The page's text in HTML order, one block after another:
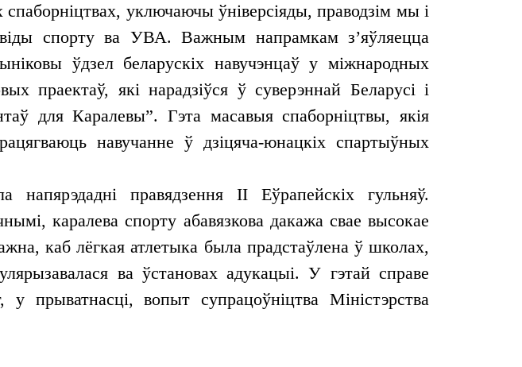
уключаючы ўніверсіяды, праводзім мы і
віды спорту ва УВА. Важным напрамкам з’яўляецца
ўдзел беларускіх навучэнцаў у міжнародных
праектаў, які нарадзіўся ў суверэннай Беларусі і
для Каралевы”. Гэта масавыя спаборніцтвы, якія
навучанне ў дзіцяча-юнацкіх спартыўных
правядзення ІІ Еўрапейскіх гульняў.
каралева спорту абавязкова дакажа свае высокае
каб лёгкая атлетыка была прадстаўлена ў школах,
ва ўстановах адукацыі. У гэтай справе
прыватнасці, вопыт супрацоўніцтва Міністэрства